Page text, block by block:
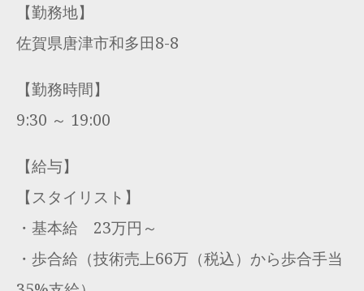
【勤務地】
佐賀県唐津市和多田8-8
【勤務時間】
9:30 ～ 19:00
【給与】
【スタイリスト】
・基本給 23万円～
・歩合給（技術売上66万（税込）から歩合手当